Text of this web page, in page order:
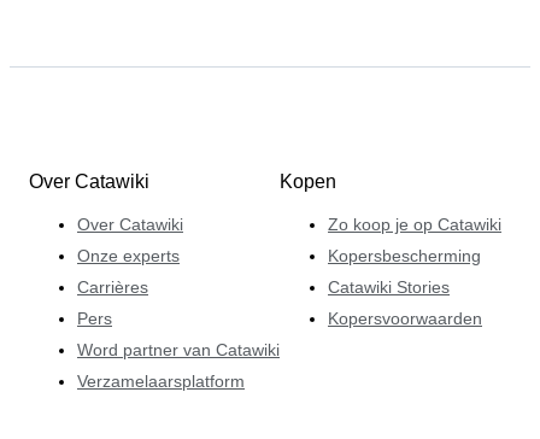
Over Catawiki
Over Catawiki
Onze experts
Carrières
Pers
Word partner van Catawiki
Verzamelaarsplatform
Kopen
Zo koop je op Catawiki
Kopersbescherming
Catawiki Stories
Kopersvoorwaarden